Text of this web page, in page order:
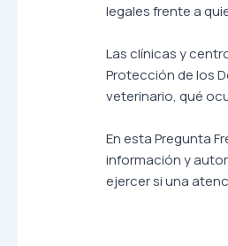
legales frente a
Las clínicas y
Protección de los
veterinario, qué
En esta Pregunta
información y
ejercer si una